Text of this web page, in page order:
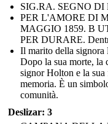
SIG.RA. SEGNO DI
PER L'AMORE DI
MAGGIO 1859. B
PER DURARE.
Il marito della signora
Dopo la sua morte, la
signor Holton e la
memoria. È un
comunità.
Deslizar: 3